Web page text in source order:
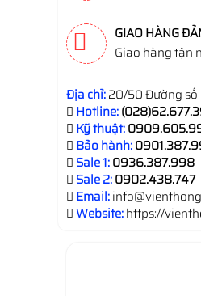
GIAO HÀNG
Giao hàng tận
Địa chỉ:20/50 Đường số
Hotline:
Kỹ thuật:
Bảo hành:
Sale 1:0936.387.998
Sale 2:0902.438.747
Email:
Website:https://